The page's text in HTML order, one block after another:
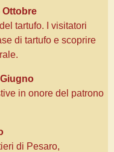
Ottobre
tartufo. I visitatori
di tartufo e scoprire
in onore del patrono
di Pesaro,